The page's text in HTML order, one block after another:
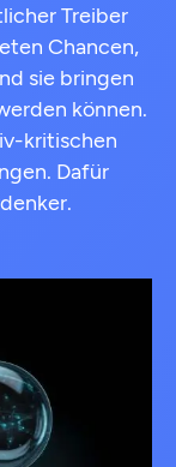
Treiber
Chancen,
sie bringen
können.
kritischen
Dafür